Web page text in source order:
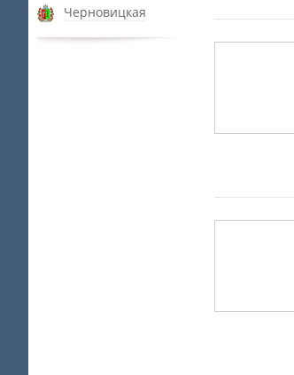
Черновицкая